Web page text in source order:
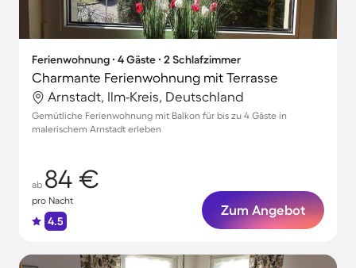
Ferienwohnung ∙ 4 Gäste ∙ 2 Schlafzimmer
Charmante Ferienwohnung mit Terrasse
Arnstadt, Ilm-Kreis, Deutschland
Gemütliche Ferienwohnung mit Balkon für bis zu 4 Gäste in
malerischem Arnstadt erleben
ab 84 €
pro Nacht
4.5
Zum Angebot